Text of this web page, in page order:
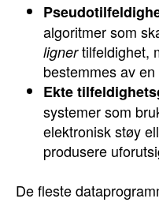
algoritmer som
lignertilfeldighet,
bestemmes av
Ekte
systemer som
elektronisk støy
produsere
De fleste